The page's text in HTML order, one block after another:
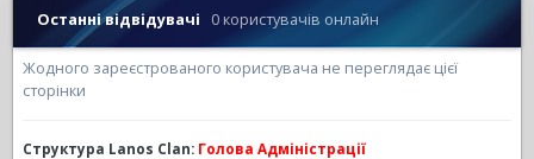
Останні відвідувачі 0 користувачів онлайн
Жодного зареєстрованого користувача не переглядає цієї
сторінки
Структура Lanos Clan: Голова Адміністрації